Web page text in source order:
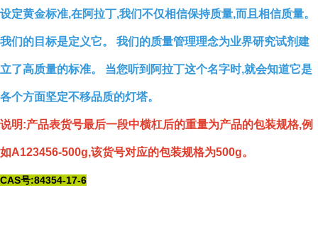
设定黄金标准,在阿拉丁,我们不仅相信保持质量,而且相信质量。
我们的目标是定义它。 我们的质量管理理念为业界研究试剂建
立了高质量的标准。 当您听到阿拉丁这个名字时,就会知道它是
各个方面坚定不移品质的灯塔。
说明:产品表货号最后一段中横杠后的重量为产品的包装规格,例
如A123456-500g,该货号对应的包装规格为500g。
CAS号:84354-17-6